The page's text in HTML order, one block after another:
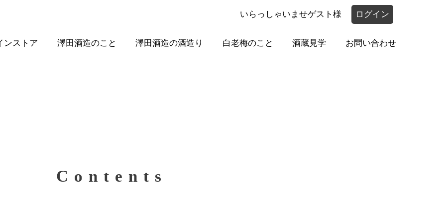
いらっしゃいませゲスト様 ログイン
ンストア 澤田酒造のこと 澤田酒造の酒造り 白老梅のこと 酒蔵見学 お問い合わせ
Contents